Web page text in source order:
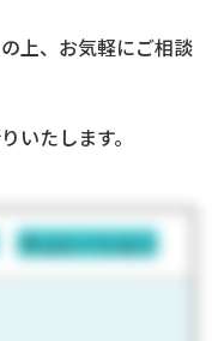
上、お気軽にご相談
いたします。
キュレーション